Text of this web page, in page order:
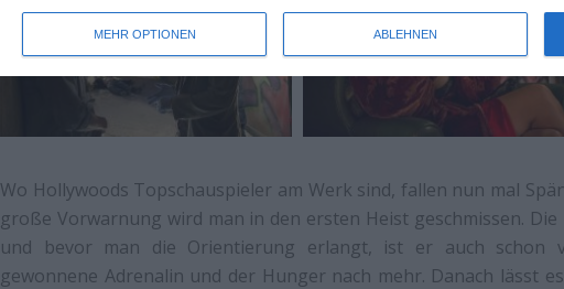
MEHR OPTIONEN ABLEHNEN
Wo Hollywoods Topschauspieler am Werk sind, fallen nun mal
große Vorwarnung wird man in den ersten Heist geschmissen.
und bevor man die Orientierung erlangt, ist er auch schon
gewonnene Adrenalin und der Hunger nach mehr. Danach lässt